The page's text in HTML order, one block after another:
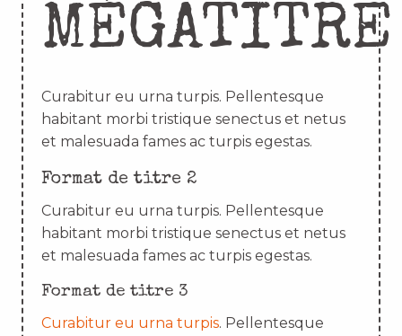
MÉGATITRE
Curabitur eu urna turpis. Pellentesque
habitant morbi tristique senectus et netus
et malesuada fames ac turpis egestas.
Format de titre 2
Curabitur eu urna turpis. Pellentesque
habitant morbi tristique senectus et netus
et malesuada fames ac turpis egestas.
Format de titre 3
Curabitur eu urna turpis. Pellentesque